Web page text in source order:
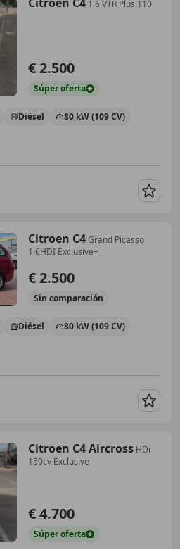
1.6 VTR Plus 110
€ 2.500
Súperoferta
Diésel 80 kW (109 CV)
Citroen C4Grand Picasso
1.6HDI Exclusive+
€ 2.500
Sin comparación
Diésel 80 kW (109 CV)
Citroen C4 Aircross HDi
150cv Exclusive
€ 4.700
Súperoferta